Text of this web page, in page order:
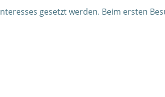
gesetzt werden. Beim ersten